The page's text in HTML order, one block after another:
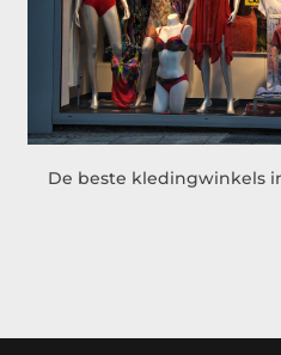
De beste kledingwinkels